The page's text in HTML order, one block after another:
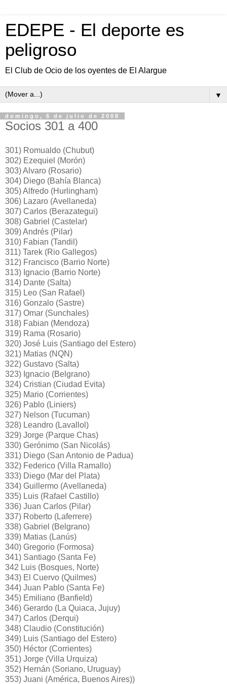
EDEPE - El deporte es
peligroso
El Club de Ocio de los oyentes de El Alargue
▼
domingo, 6 de julio de 2008
Socios 301 a 400
301) Romualdo (Chubut)
302) Ezequiel (Morón)
303) Alvaro (Rosario)
304) Diego (Bahía Blanca)
305) Alfredo (Hurlingham)
306) Lazaro (Avellaneda)
307) Carlos (Berazategui)
308) Gabriel (Castelar)
309) Andrés (Pilar)
310) Fabian (Tandil)
311) Tarek (Rio Gallegos)
312) Francisco (Barrio Norte)
313) Ignacio (Barrio Norte)
314) Dante (Salta)
315) Leo (San Rafael)
316) Gonzalo (Sastre)
317) Omar (Sunchales)
318) Fabian (Mendoza)
319) Rama (Rosario)
320) José Luis (Santiago del Estero)
321) Matias (NQN)
322) Gustavo (Salta)
323) Ignacio (Belgrano)
324) Cristian (Ciudad Evita)
325) Mario (Corrientes)
326) Pablo (Liniers)
327) Nelson (Tucuman)
328) Leandro (Lavallol)
329) Jorge (Parque Chas)
330) Gerónimo (San Nicolás)
331) Diego (San Antonio de Padua)
332) Federico (Villa Ramallo)
333) Diego (Mar del Plata)
334) Guillermo (Avellaneda)
335) Luis (Rafael Castillo)
336) Juan Carlos (Pilar)
337) Roberto (Laferrere)
338) Gabriel (Belgrano)
339) Matias (Lanús)
340) Gregorio (Formosa)
341) Santiago (Santa Fe)
342 Luis (Bosques, Norte)
343) El Cuervo (Quilmes)
344) Juan Pablo (Santa Fe)
345) Emiliano (Banfield)
346) Gerardo (La Quiaca, Jujuy)
347) Carlos (Derqui)
348) Claudio (Constitución)
349) Luis (Santiago del Estero)
350) Héctor (Corrientes)
351) Jorge (Villa Urquiza)
352) Hernán (Soriano, Uruguay)
353) Juani (América, Buenos Aires))